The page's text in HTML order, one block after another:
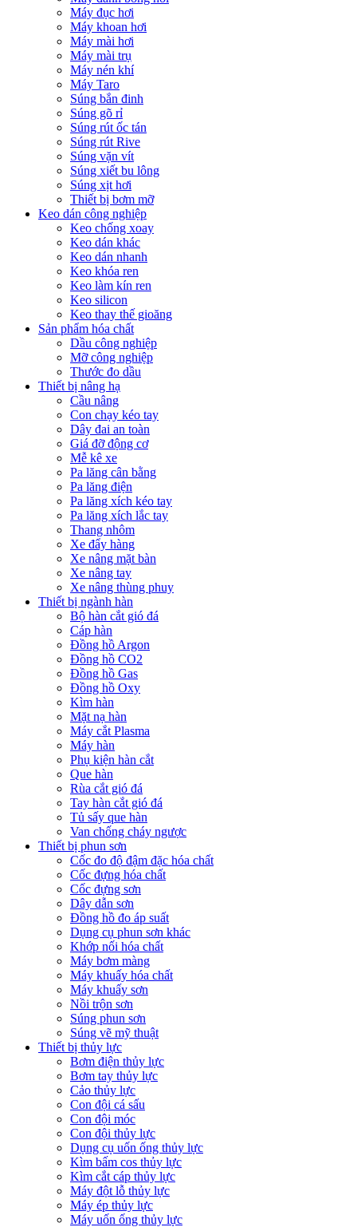
Máy đục hơi
Máy khoan hơi
Máy mài hơi
Máy mài trụ
Máy nén khí
Máy Taro
Súng bắn đinh
Súng gõ rỉ
Súng rút ốc tán
Súng rút Rive
Súng vặn vít
Súng xiết bu lông
Súng xịt hơi
Thiết bị bơm mỡ
Keo dán công nghiệp
Keo chống xoay
Keo dán khác
Keo dán nhanh
Keo khóa ren
Keo làm kín ren
Keo silicon
Keo thay thế gioăng
Sản phẩm hóa chất
Dầu công nghiệp
Mỡ công nghiệp
Thước đo dầu
Thiết bị nâng hạ
Cầu nâng
Con chạy kéo tay
Dây đai an toàn
Giá đỡ động cơ
Mễ kê xe
Pa lăng cân bằng
Pa lăng điện
Pa lăng xích kéo tay
Pa lăng xích lắc tay
Thang nhôm
Xe đẩy hàng
Xe nâng mặt bàn
Xe nâng tay
Xe nâng thùng phuy
Thiết bị ngành hàn
Bộ hàn cắt gió đá
Cáp hàn
Đồng hồ Argon
Đồng hồ CO2
Đồng hồ Gas
Đồng hồ Oxy
Kìm hàn
Mặt nạ hàn
Máy cắt Plasma
Máy hàn
Phụ kiện hàn cắt
Que hàn
Rùa cắt gió đá
Tay hàn cắt gió đá
Tủ sấy que hàn
Van chống cháy ngược
Thiết bị phun sơn
Cốc đo độ đậm đặc hóa chất
Cốc đựng hóa chất
Cốc đựng sơn
Dây dẫn sơn
Đồng hồ đo áp suất
Dụng cụ phun sơn khác
Khớp nối hóa chất
Máy bơm màng
Máy khuấy hóa chất
Máy khuấy sơn
Nồi trộn sơn
Súng phun sơn
Súng vẽ mỹ thuật
Thiết bị thủy lực
Bơm điện thủy lực
Bơm tay thủy lực
Cảo thủy lực
Con đội cá sấu
Con đội móc
Con đội thủy lực
Dụng cụ uốn ống thủy lực
Kìm bấm cos thủy lực
Kìm cắt cáp thủy lực
Máy đột lỗ thủy lực
Máy ép thủy lực
Máy uốn ống thủy lực